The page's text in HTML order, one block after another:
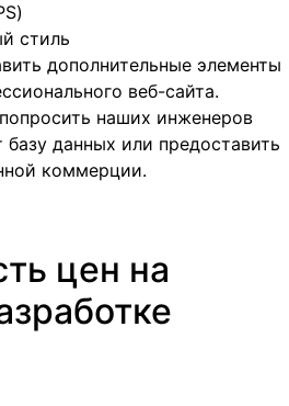
стиль
дополнительные элементы
веб-сайта.
наших инженеров
данных или предоставить
коммерции.
цен на